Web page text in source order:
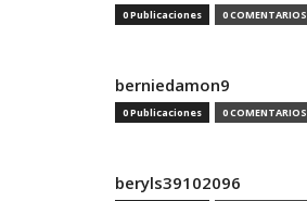
0 Publicaciones 0 COMENTARIOS
berniedamon9
0 Publicaciones 0 COMENTARIOS
beryls39102096